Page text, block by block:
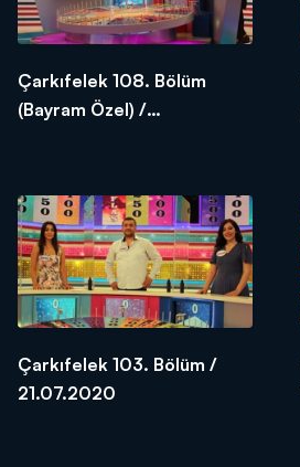
Çarkıfelek 108. Bölüm
(Bayram Özel) /
Çarkıfelek 103. Bölüm /
21.07.2020